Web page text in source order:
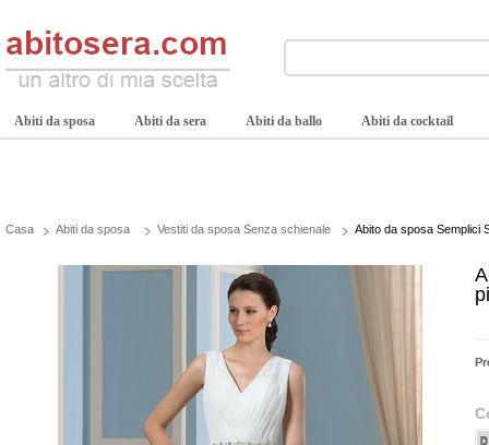
Abiti da sposa Abiti da sera Abiti da ballo Abiti da cocktail
Casa Abiti da sposa Vestiti da sposa Senza schienale Abito da sposa Semplici